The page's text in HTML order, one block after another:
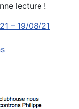
lecture !
– 19/08/21